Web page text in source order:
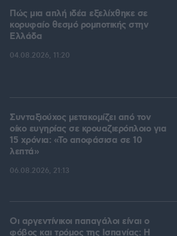
Πώς μια απλή ιδέα εξελίχθηκε σε
κορυφαίο θεσμό ρομποτικής στην
Ελλάδα
04.08.2026, 11:20
Συνταξιούχος μετακομίζει από τον
οίκο ευγηρίας σε κρουαζιερόπλοιο για
15 χρόνια: «Το αποφάσισα σε 10
λεπτά»
06.08.2026, 21:13
Οι αργεντίνικοι παπαγάλοι είναι ο
φόβος και τρόμος της Ισπανίας: Η